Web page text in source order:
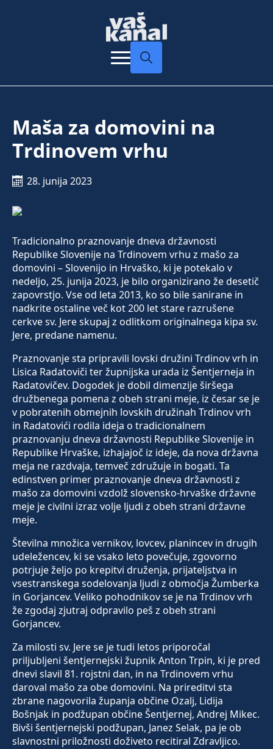
Maša za domovini na
Trdinovem vrhu
28. junija 2023
Tradicionalno praznovanje dneva državnosti
Republike Slovenije na Trdinovem vrhu z mašo za
domovini – Slovenijo in Hrvaško, ki je potekalo v
nedeljo, 25. junija 2023, je bilo organizirano že desetič
zapovrstjo. Vse od leta 2013, ko so bile sanirane in
nadkrite ostaline več kot 200 let stare razrušene
cerkve sv. Jere skupaj z odlitkom originalnega kipa sv.
Jere, predane namenu.
Praznovanje sta pripravili lovski družini Trdinov vrh in
Lisica Radatoviči ter župnijska urada iz Šentjerneja in
Radatovičev. Dogodek je dobil dimenzije širšega
družbenega pomena z obeh strani meje, iz česar se je
v pobratenih obmejnih lovskih družinah Trdinov vrh
in Radatovići rodila ideja o tradicionalnem
praznovanju dneva državnosti Republike Slovenije in
Republike Hrvaške, izhajajoč iz ideje, da nova državna
meja ne razdvaja, temveč združuje in bogati. Ta
edinstven primer praznovanje dneva državnosti z
mašo za domovini vzdolž slovensko-hrvaške državne
meje je civilni izraz volje ljudi z obeh strani državne
meje.
Številna množica vernikov, lovcev, planincev in drugih
udeležencev, ki se vsako leto povečuje, zgovorno
potrjuje željo po krepitvi druženja, prijateljstva in
vsestranskega sodelovanja ljudi z območja Žumberka
in Gorjancev. Veliko pohodnikov se je na Trdinov vrh
že zgodaj zjutraj odpravilo peš z obeh strani
Gorjancev.
Za milosti sv. Jere se je tudi letos priporočal
priljubljeni šentjernejski župnik Anton Trpin, ki je pred
dnevi slavil 81. rojstni dan, in na Trdinovem vrhu
daroval mašo za obe domovini. Na prireditvi sta
zbrane nagovorila županja občine Ozalj, Lidija
Bošnjak in podžupan občine Šentjernej, Andrej Mikec.
Bivši šentjernejski podžupan, Janez Selak, pa je ob
slavnostni priložnosti doživeto recitiral Zdravljico.